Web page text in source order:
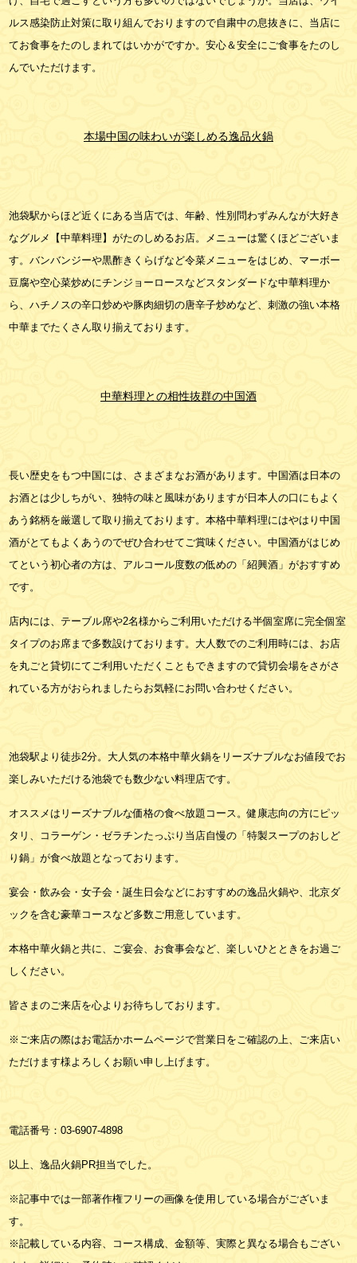
ルス感染防止対策に取り組んでおりますので自粛中の息抜きに、当店に
てお食事をたのしまれてはいかがですか。安心＆安全にご食事をたのし
んでいただけます。
本場中国の味わいが楽しめる逸品火鍋
池袋駅からほど近くにある当店では、年齢、性別問わずみんなが大好き
なグルメ【中華料理】がたのしめるお店。メニューは驚くほどございま
す。バンバンジーや黒酢きくらげなど令菜メニューをはじめ、マーボー
豆腐や空心菜炒めにチンジョーロースなどスタンダードな中華料理か
ら、ハチノスの辛口炒めや豚肉細切の唐辛子炒めなど、刺激の強い本格
中華までたくさん取り揃えております。
中華料理との相性抜群の中国酒
長い歴史をもつ中国には、さまざまなお酒があります。中国酒は日本の
お酒とは少しちがい、独特の味と風味がありますが日本人の口にもよく
あう銘柄を厳選して取り揃えております。本格中華料理にはやはり中国
酒がとてもよくあうのでぜひ合わせてご賞味ください。中国酒がはじめ
てという初心者の方は、アルコール度数の低めの「紹興酒」がおすすめ
です。
店内には、テーブル席や2名様からご利用いただける半個室席に完全個室
タイプのお席まで多数設けております。大人数でのご利用時には、お店
を丸ごと貸切にてご利用いただくこともできますので貸切会場をさがさ
れている方がおられましたらお気軽にお問い合わせください。
池袋駅より徒歩2分。大人気の本格中華火鍋をリーズナブルなお値段でお
楽しみいただける池袋でも数少ない料理店です。
オススメはリーズナブルな価格の食べ放題コース。健康志向の方にピッ
タリ、コラーゲン・ゼラチンたっぷり当店自慢の「特製スープのおしど
り鍋」が食べ放題となっております。
宴会・飲み会・女子会・誕生日会などにおすすめの逸品火鍋や、北京ダ
ックを含む豪華コースなど多数ご用意しています。
本格中華火鍋と共に、ご宴会、お食事会など、楽しいひとときをお過ご
しください。
皆さまのご来店を心よりお待ちしております。
※ご来店の際はお電話かホームページで営業日をご確認の上、ご来店い
ただけます様よろしくお願い申し上げます。
電話番号：03-6907-4898
以上、逸品火鍋PR担当でした。
※記事中では一部著作権フリーの画像を使用している場合がございま
す。
※記載している内容、コース構成、金額等、実際と異なる場合もござい